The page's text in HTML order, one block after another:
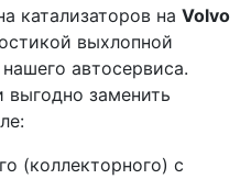
катализаторов на Volvo
выхлопной
автосервиса.
выгодно заменить
(коллекторного) с